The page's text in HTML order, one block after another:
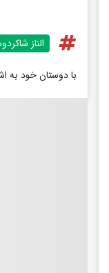
الناز
با دوستان خود به